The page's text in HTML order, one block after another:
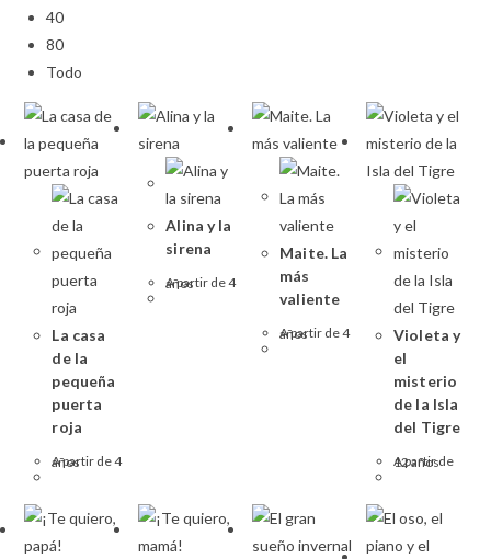
40
80
Todo
La casa
de la
pequeña
puerta
roja
A partir de 4 años
Alina y la
sirena
A partir de 4 años
Maite. La
más
valiente
A partir de 4 años
Violeta y
el
misterio
de la Isla
del Tigre
A partir de 12 años